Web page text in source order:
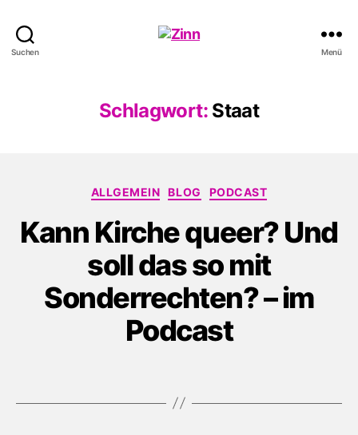
Suchen Menü
Schlagwort: Staat
Kategorien
ALLGEMEIN BLOG PODCAST
Kann Kirche queer? Und
soll das so mit
Sonderrechten? – im
Podcast